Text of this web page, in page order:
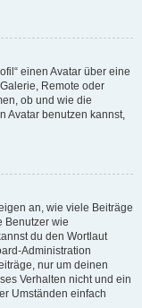
einen Avatar über eine
Remote oder
ob und wie die
Avatar benutzen kannst,
an, wie viele Beiträge
Benutzer wie
du den Wortlaut
Administration
nur um deinen
Verhalten nicht und ein
Umständen einfach